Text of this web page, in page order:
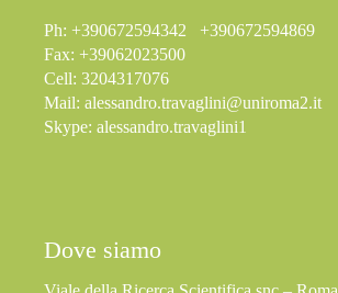
Ph: +390672594342 +390672594869
Fax: +39062023500
Cell: 3204317076
Mail: alessandro.travaglini@uniroma2.it
Skype: alessandro.travaglini1
Dove siamo